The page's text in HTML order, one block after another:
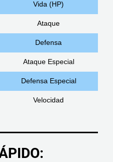
Vida (HP)
Ataque
Defensa
Ataque Especial
Defensa Especial
Velocidad